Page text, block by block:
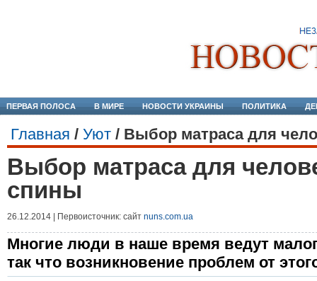
ПЕРВАЯ ПОЛОСА В МИРЕ НОВОСТИ УКРАИНЫ ПОЛИТИКА
Главная / Уют / Выбор матраса для
Выбор матраса для
спины
26.12.2014 | Первоисточник: сайт nuns.com.ua
Многие люди в наше время ведут
так что возникновение проблем от